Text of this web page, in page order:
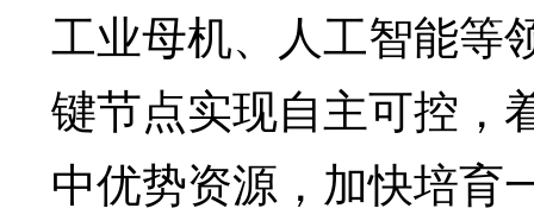
工业母机、人工智能等
键节点实现自主可控，
中优势资源，加快培育